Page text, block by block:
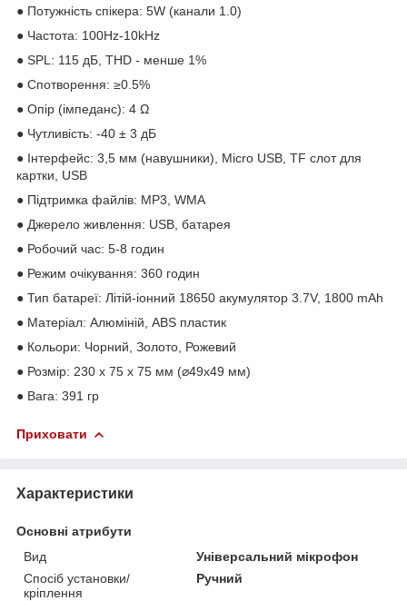
● Потужність спікера: 5W (канали 1.0)
● Частота: 100Hz-10kHz
● SPL: 115 дБ, THD - менше 1%
● Спотворення: ≥0.5%
● Опір (імпеданс): 4 Ω
● Чутливість: -40 ± 3 дБ
● Інтерфейс: 3,5 мм (навушники), Micro USB, TF слот для
картки, USB
● Підтримка файлів: MP3, WMA
● Джерело живлення: USB, батарея
● Робочий час: 5-8 годин
● Режим очікування: 360 годин
● Тип батареї: Літій-іонний 18650 акумулятор 3.7V, 1800 mAh
● Матеріал: Алюміній, ABS пластик
● Кольори: Чорний, Золото, Рожевий
● Розмір: 230 х 75 х 75 мм (⌀49x49 мм)
● Вага: 391 гр
Приховати
Характеристики
Основні атрибути
Вид
Універсальний мікрофон
Спосіб установки/
кріплення
Ручний